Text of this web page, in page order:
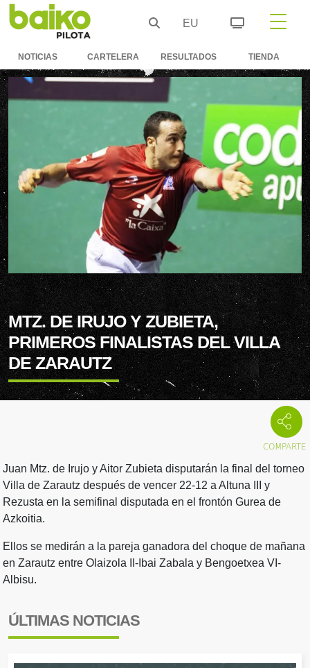
EU
NOTICIAS CARTELERA RESULTADOS TIENDA
MTZ. DE IRUJO Y ZUBIETA,
PRIMEROS FINALISTAS DEL VILLA
DE ZARAUTZ
Juan Mtz. de Irujo y Aitor Zubieta disputarán la final del torneo
Villa de Zarautz después de vencer 22-12 a Altuna III y
Rezusta en la semifinal disputada en el frontón Gurea de
Azkoitia.
Ellos se medirán a la pareja ganadora del choque de mañana
en Zarautz entre Olaizola II-Ibai Zabala y Bengoetxea VI-
Albisu.
ÚLTIMAS NOTICIAS